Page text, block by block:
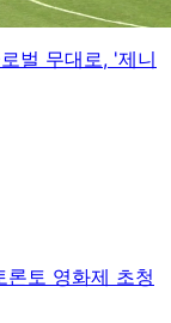
벌 무대로, '제니
론토 영화제 초청